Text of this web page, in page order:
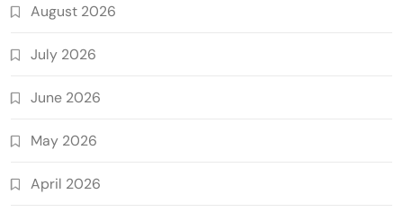
August 2026
July 2026
June 2026
May 2026
April 2026